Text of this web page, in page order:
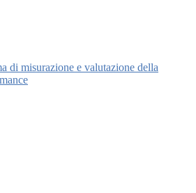
di misurazione e valutazione della